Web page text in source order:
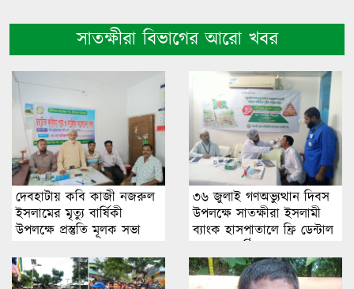
সাতক্ষীরা বিভাগের আরো খবর
দেবহাটায় কবি কাজী নজরুল
ইসলামের মৃত্যু বার্ষিকী
উপলক্ষে প্রস্তুতি মূলক সভা
৩৬ জুলাই গণঅভ্যুত্থান দিবস
উপলক্ষে সাতক্ষীরা ইসলামী
ব্যাংক হাসপাতালে ফ্রি ডেন্টাল
ক্যাম্প অনুষ্ঠিত